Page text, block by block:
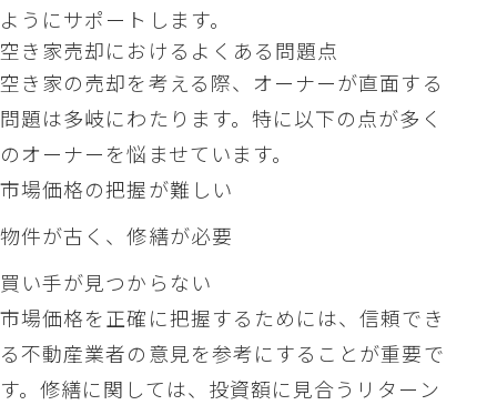
ようにサポートします。
空き家売却におけるよくある問題点
空き家の売却を考える際、オーナーが直面する
問題は多岐にわたります。特に以下の点が多く
のオーナーを悩ませています。
市場価格の把握が難しい
物件が古く、修繕が必要
買い手が見つからない
市場価格を正確に把握するためには、信頼でき
る不動産業者の意見を参考にすることが重要で
す。修繕に関しては、投資額に見合うリターン